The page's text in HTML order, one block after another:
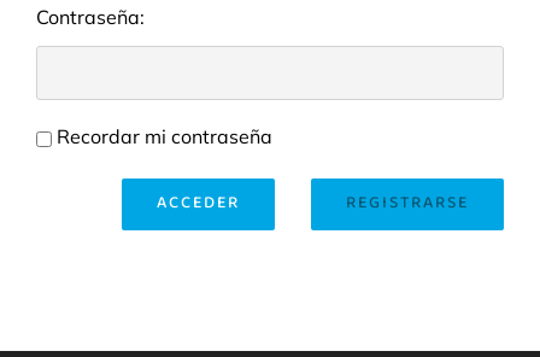
Contraseña:
Recordar mi contraseña
REGISTRARSE
ACCEDER